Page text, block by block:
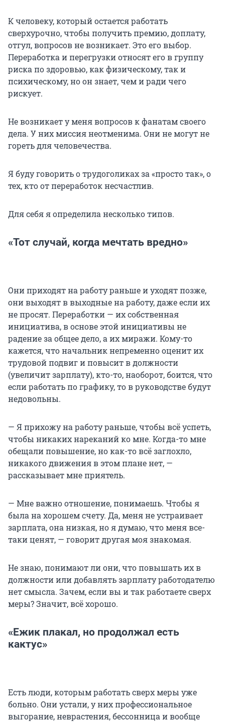
К человеку, который остается работать
сверхурочно, чтобы получить премию, доплату,
отгул, вопросов не возникает. Это его выбор.
Переработка и перегрузки относят его в группу
риска по здоровью, как физическому, так и
психическому, но он знает, чем и ради чего
рискует.
Не возникает у меня вопросов к фанатам своего
дела. У них миссия неотменима. Они не могут не
гореть для человечества.
Я буду говорить о трудоголиках за «просто так», о
тех, кто от переработок несчастлив.
Для себя я определила несколько типов.
«Тот случай, когда мечтать вредно»
Они приходят на работу раньше и уходят позже,
они выходят в выходные на работу, даже если их
не просят. Переработки — их собственная
инициатива, в основе этой инициативы не
радение за общее дело, а их миражи. Кому-то
кажется, что начальник непременно оценит их
трудовой подвиг и повысит в должности
(увеличит зарплату), кто-то, наоборот, боится, что
если работать по графику, то в руководстве будут
недовольны.
— Я прихожу на работу раньше, чтобы всё успеть,
чтобы никаких нареканий ко мне. Когда-то мне
обещали повышение, но как-то всё заглохло,
никакого движения в этом плане нет, —
рассказывает мне приятель.
— Мне важно отношение, понимаешь. Чтобы я
была на хорошем счету. Да, меня не устраивает
зарплата, она низкая, но я думаю, что меня все-
таки ценят, — говорит другая моя знакомая.
Не знаю, понимают ли они, что повышать их в
должности или добавлять зарплату работодателю
нет смысла. Зачем, если вы и так работаете сверх
меры? Значит, всё хорошо.
«Ежик плакал, но продолжал есть
кактус»
Есть люди, которым работать сверх меры уже
больно. Они устали, у них профессиональное
выгорание, неврастения, бессонница и вообще